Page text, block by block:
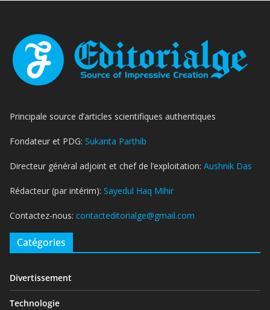
Principale source d’articles scientifiques authentiques
Fondateur et PDG: Sukanta Parthib
Directeur général adjoint et chef de l’exploitation: Aushnik Das
Rédacteur (par intérim): Sayedul Haq Mihir
Contactez-nous: contacteditorialge@gmail.com
Catégories
Divertissement
Technologie